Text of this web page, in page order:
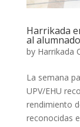
Harrikada
al
by Harrikada
La semana
UPV/EHU
rendimiento
reconocidas